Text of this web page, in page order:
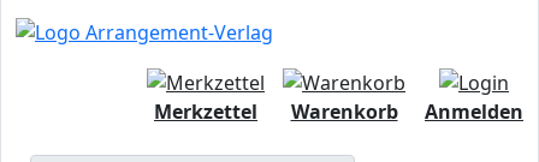
Anmelden
Warenkorb
Merkzettel